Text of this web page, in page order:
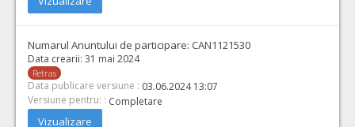
Numarul Anuntului de participare: CAN1121530
Data crearii: 31 mai 2024
Retras
Data publicare versiune : 03.06.2024 13:07
Versiune pentru: : Completare
Vizualizare